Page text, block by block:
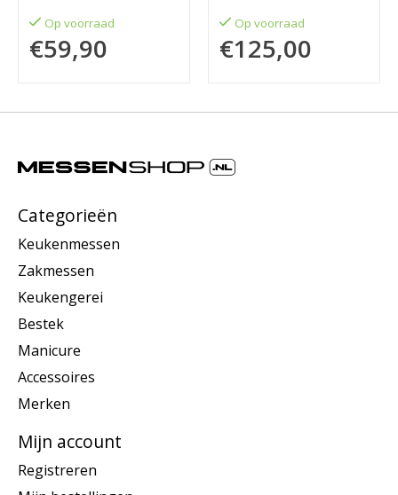
Op voorraad
€59,90
Op voorraad
€125,00
Categorieën
Keukenmessen
Zakmessen
Keukengerei
Bestek
Manicure
Accessoires
Merken
Mijn account
Registreren